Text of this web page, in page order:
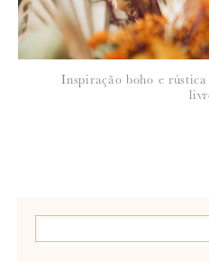
Inspiração boho e